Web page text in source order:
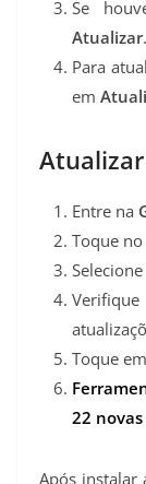
Se
Atualizar.
Para
em
Entre na
Toque no
Selecione
Toque em
22
Após instalar